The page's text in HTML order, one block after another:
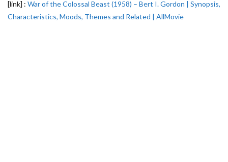
[link] : War of the Colossal Beast (1958) – Bert I. Gordon | Synopsis,
Characteristics, Moods, Themes and Related | AllMovie